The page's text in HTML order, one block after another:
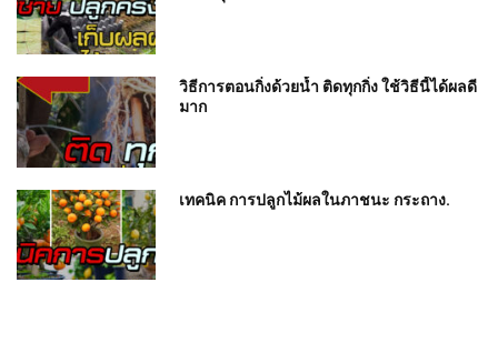
วิธีการตอนกิ่งด้วยน้ำ ติดทุกกิ่ง ใช้วิธีนี้ได้ผลดี
มาก
เทคนิค การปลูกไม้ผลในภาชนะ กระถาง.